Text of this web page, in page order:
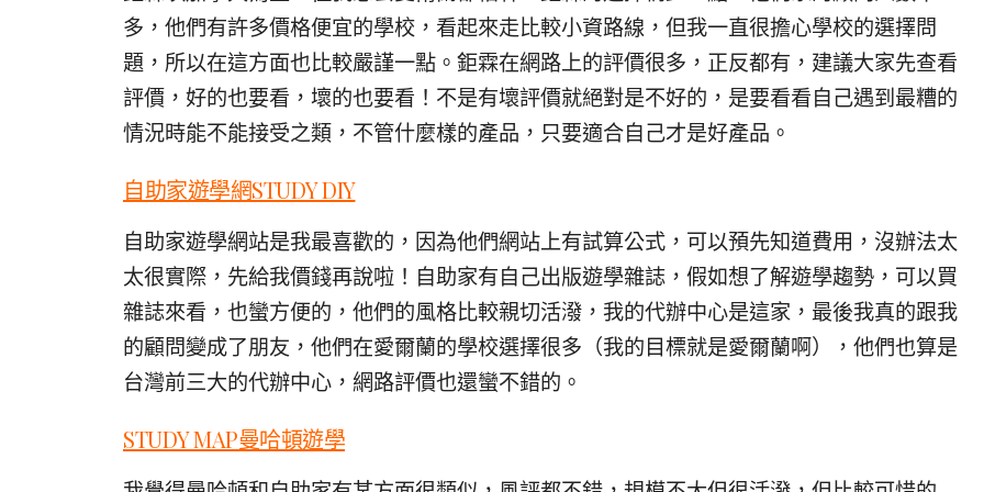
多，他們有許多價格便宜的學校，看起來走比較小資路線，但我一直很擔心學校的選擇問
題，所以在這方面也比較嚴謹一點。鉅霖在網路上的評價很多，正反都有，建議大家先查看
評價，好的也要看，壞的也要看！不是有壞評價就絕對是不好的，是要看看自己遇到最糟的
情況時能不能接受之類，不管什麼樣的產品，只要適合自己才是好產品。
自助家遊學網STUDY DIY
自助家遊學網站是我最喜歡的，因為他們網站上有試算公式，可以預先知道費用，沒辦法太
太很實際，先給我價錢再說啦！自助家有自己出版遊學雜誌，假如想了解遊學趨勢，可以買
雜誌來看，也蠻方便的，他們的風格比較親切活潑，我的代辦中心是這家，最後我真的跟我
的顧問變成了朋友，他們在愛爾蘭的學校選擇很多（我的目標就是愛爾蘭啊），他們也算是
台灣前三大的代辦中心，網路評價也還蠻不錯的。
STUDY MAP曼哈頓遊學